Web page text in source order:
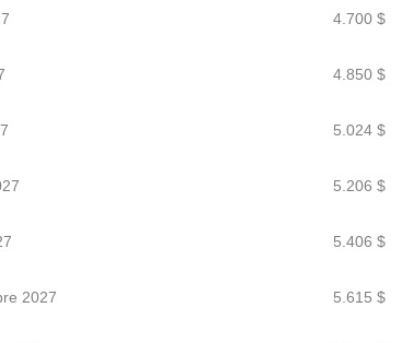
4.700 $
4.850 $
5.024 $
5.206 $
5.406 $
2027 5.615 $